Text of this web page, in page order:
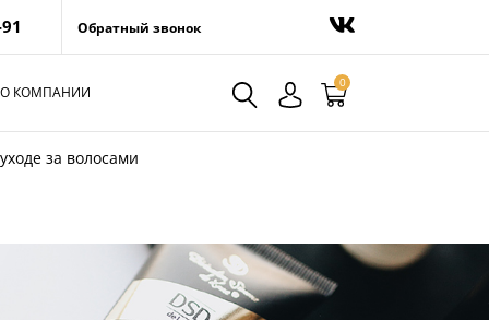
Обратный звонок
0
О КОМПАНИИ
за волосами